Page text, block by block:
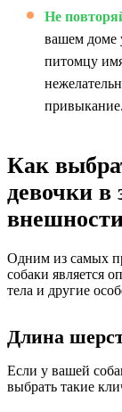
Не
вашем доме
питомцу
привыкание.
Как
девочки в
Одним из самых
собаки является
тела и другие
Длина
Если у вашей
выбрать такие